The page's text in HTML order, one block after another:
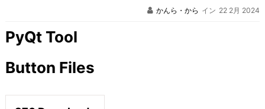
かんら・から イン 22 2月 2024
PyQt Tool
Button Files